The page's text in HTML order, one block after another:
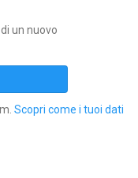
un nuovo
Scopri come i tuoi dati